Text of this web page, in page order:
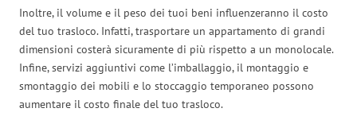
Inoltre, il volume e il peso dei tuoi beni influenzeranno il costo
del tuo trasloco. Infatti, trasportare un appartamento di grandi
dimensioni costerà sicuramente di più rispetto a un monolocale.
Infine, servizi aggiuntivi come l’imballaggio, il montaggio e
smontaggio dei mobili e lo stoccaggio temporaneo possono
aumentare il costo finale del tuo trasloco.